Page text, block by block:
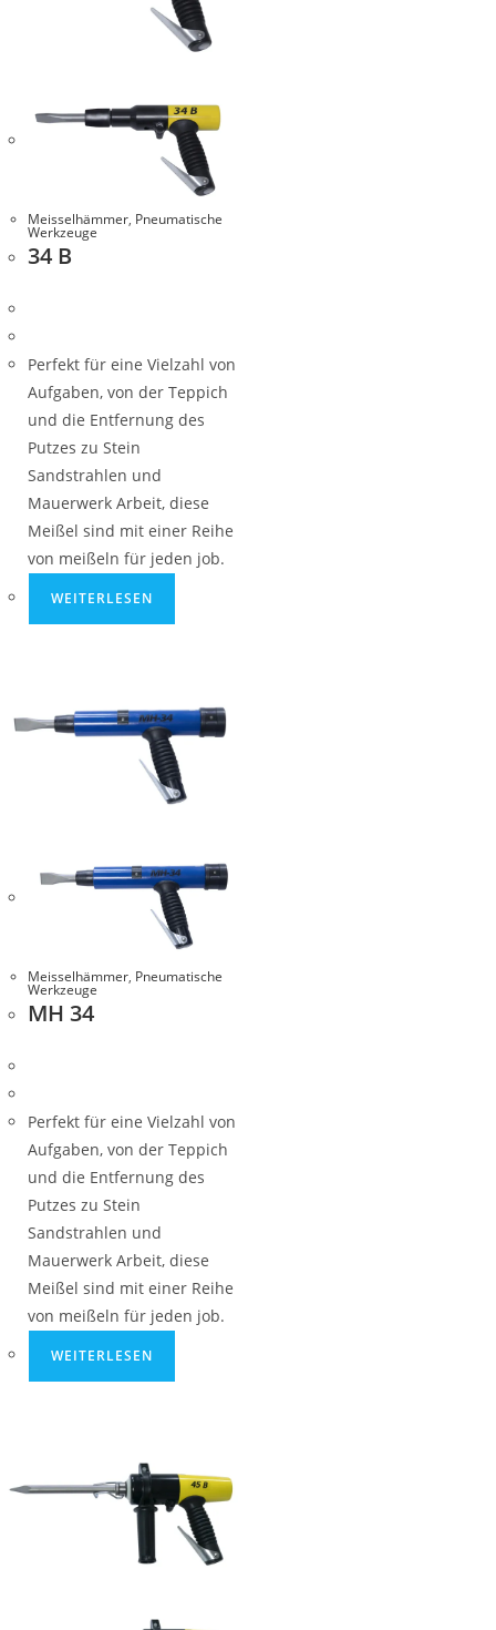
Meisselhämmer, Pneumatische
Werkzeuge
34 B
Perfekt für eine Vielzahl von
Aufgaben, von der Teppich
und die Entfernung des
Putzes zu Stein
Sandstrahlen und
Mauerwerk Arbeit, diese
Meißel sind mit einer Reihe
von meißeln für jeden job.
WEITERLESEN
Meisselhämmer, Pneumatische
Werkzeuge
MH 34
Perfekt für eine Vielzahl von
Aufgaben, von der Teppich
und die Entfernung des
Putzes zu Stein
Sandstrahlen und
Mauerwerk Arbeit, diese
Meißel sind mit einer Reihe
von meißeln für jeden job.
WEITERLESEN